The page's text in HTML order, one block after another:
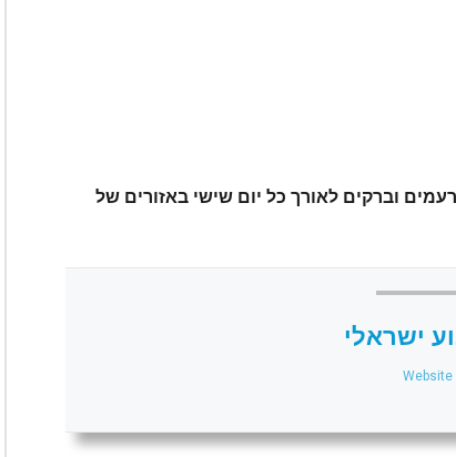
וברקים לאורך כל יום שישי באזורים של
ישראלי
Website